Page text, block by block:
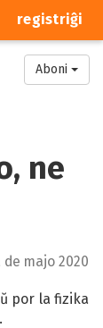
registriĝi
Aboni
ne
je :
de majo 2020
por la fizika